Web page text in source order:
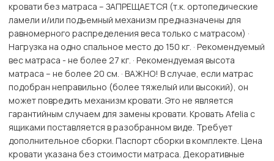
кровати без матраса – ЗАПРЕЩАЕТСЯ (т.к. ортопедические
ламели и/или подъемный механизм предназначены для
равномерного распределения веса только с матрасом) ·
Нагрузка на одно спальное место до 150 кг. · Рекомендуемый
вес матраса - не более 27 кг. · Рекомендуемая высота
матраса – не более 20 см. · ВАЖНО! В случае, если матрас
подобран неправильно (более тяжелый или высокий), он
может повредить механизм кровати. Это не является
гарантийным случаем для замены кровати. Кровать Afelia с
ящиками поставляется в разобранном виде. Требует
дополнительное сборки. Паспорт сборки в комплекте. Цена
кровати указана без стоимости матраса. Декоративные